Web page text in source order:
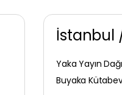
Düzce
Elazığ
İstanbul
Yaka Yayın
Buyaka